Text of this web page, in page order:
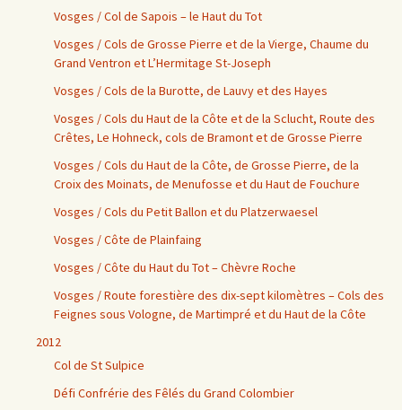
Vosges / Col de Sapois – le Haut du Tot
Vosges / Cols de Grosse Pierre et de la Vierge, Chaume du
Grand Ventron et L’Hermitage St-Joseph
Vosges / Cols de la Burotte, de Lauvy et des Hayes
Vosges / Cols du Haut de la Côte et de la Sclucht, Route des
Crêtes, Le Hohneck, cols de Bramont et de Grosse Pierre
Vosges / Cols du Haut de la Côte, de Grosse Pierre, de la
Croix des Moinats, de Menufosse et du Haut de Fouchure
Vosges / Cols du Petit Ballon et du Platzerwaesel
Vosges / Côte de Plainfaing
Vosges / Côte du Haut du Tot – Chèvre Roche
Vosges / Route forestière des dix-sept kilomètres – Cols des
Feignes sous Vologne, de Martimpré et du Haut de la Côte
2012
Col de St Sulpice
Défi Confrérie des Fêlés du Grand Colombier